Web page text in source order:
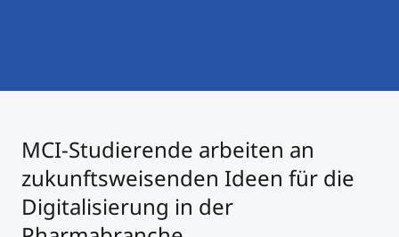
Study Finder Bachelor/Master
Masterclasses
MCI-Studierende arbeiten an
zukunftsweisenden Ideen für die
Digitalisierung in der